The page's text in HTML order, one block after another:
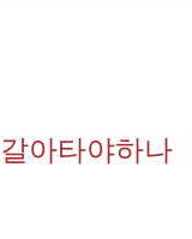
아타야하나